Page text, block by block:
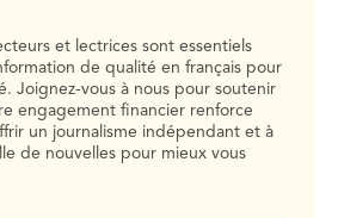
et lectrices sont essentiels
de qualité en français pour
Joignez-vous à nous pour soutenir
engagement financier renforce
un journalisme indépendant et à
de nouvelles pour mieux vous